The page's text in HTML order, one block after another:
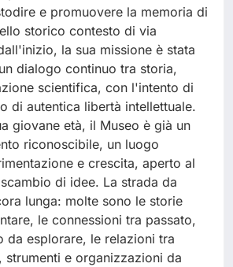
e promuovere la memoria di
storico contesto di via
la sua missione è stata
dialogo continuo tra storia,
scientifica, con l'intento di
di autentica libertà intellettuale.
giovane età, il Museo è già un
riconoscibile, un luogo
e crescita, aperto al
di idee. La strada da
lunga: molte sono le storie
le connessioni tra passato,
da esplorare, le relazioni tra
strumenti e organizzazioni da